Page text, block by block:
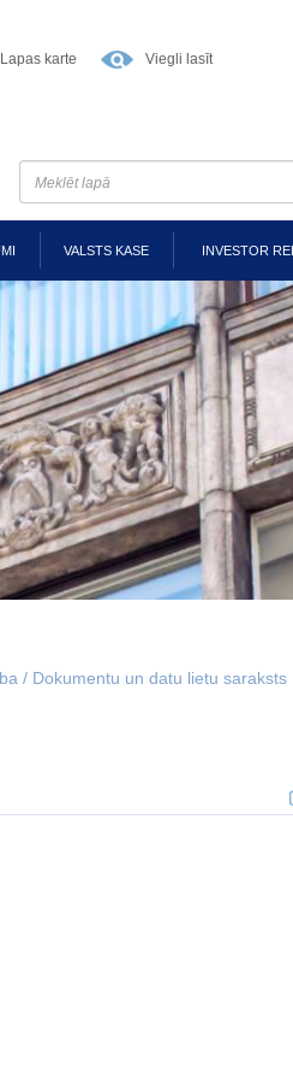
Lapas karte Viegli lasīt
VALSTS KASE INVESTOR
/ Dokumentu un datu lietu saraksts